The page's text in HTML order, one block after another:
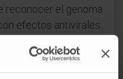
reconocer el genoma
efectos antivirales
C desactivan los
poseen las células, lo